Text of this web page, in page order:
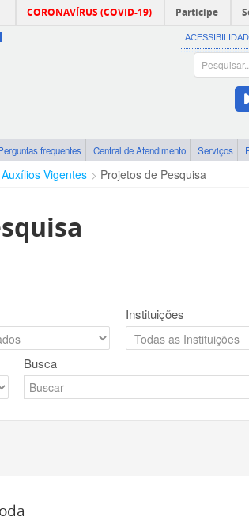
CORONAVÍRUS (COVID-19) Participe
frequentes Central de Atendimento Serviços
Vigentes Projetos de Pesquisa
Instituições
Busca